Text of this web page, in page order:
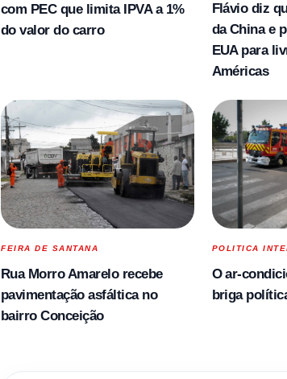
com PEC que limita IPVA a 1%
do valor do carro
Flávio diz
da China e
EUA para
Américas
FEIRA DE SANTANA
Rua Morro Amarelo recebe
pavimentação asfáltica no
bairro Conceição
POLITICA
O ar-
briga